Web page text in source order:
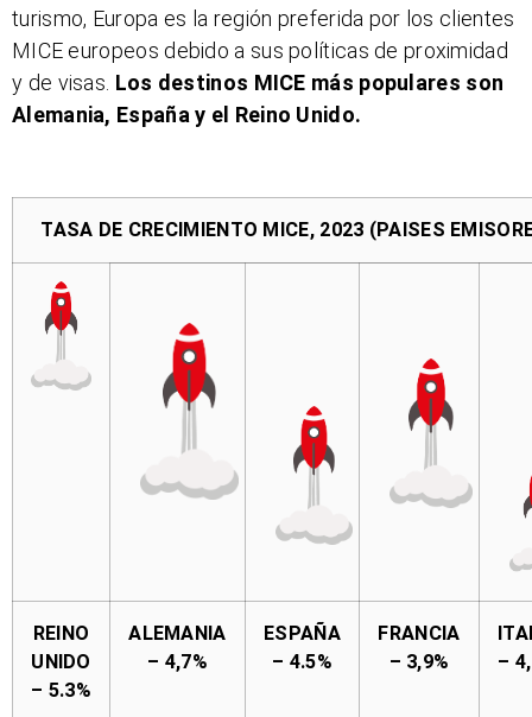
turismo, Europa es la región preferida por los clientes
MICE europeos debido a sus políticas de proximidad
y de visas. Los destinos MICE más populares son
Alemania, España y el Reino Unido.
TASA DE CRECIMIENTO MICE, 2023 (PAISES
REINO
UNIDO
– 5.3%
ALEMANIA
– 4,7%
ESPAÑA
– 4.5%
FRANCIA
– 3,9%
–